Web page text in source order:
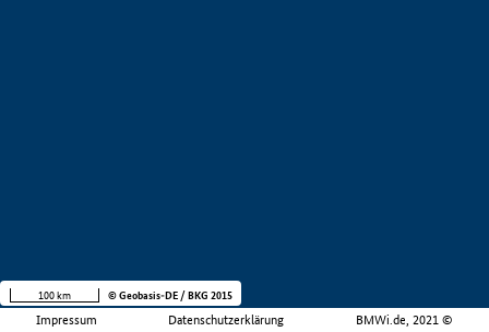
Impressum Datenschutzerklärung BMWi.de, 2021 ©
100 km © Geobasis-DE / BKG 2015